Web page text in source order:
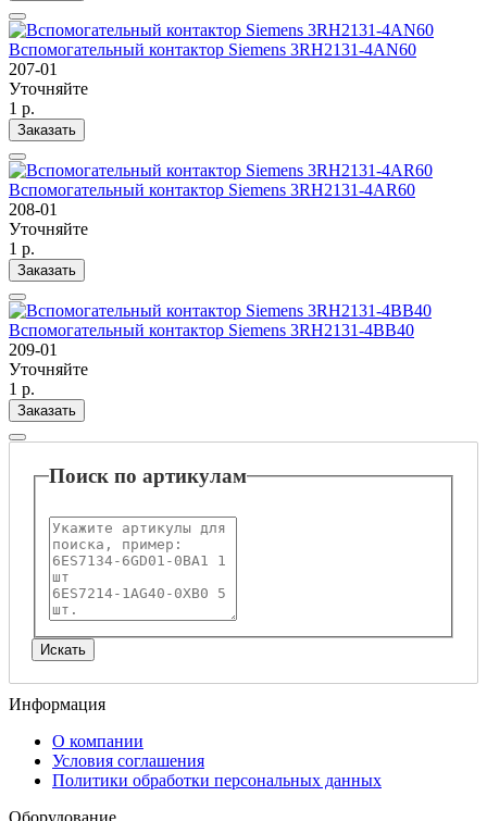
Вспомогательный контактор Siemens 3RH2131-4AN60
207-01
Уточняйте
1 р.
Заказать
Вспомогательный контактор Siemens 3RH2131-4AR60
208-01
Уточняйте
1 р.
Заказать
Вспомогательный контактор Siemens 3RH2131-4BB40
209-01
Уточняйте
1 р.
Заказать
Поиск по артикулам
Информация
О компании
Условия соглашения
Политики обработки персональных данных
Оборудование